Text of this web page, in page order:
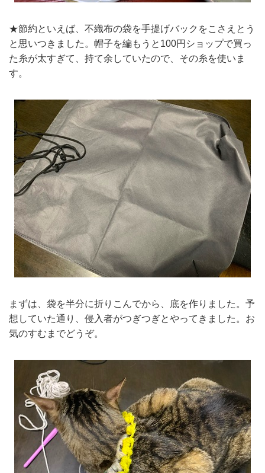
★節約といえば、不織布の袋を手提げバックをこさえとう
と思いつきました。帽子を編もうと100円ショップで買っ
た糸が太すぎて、持て余していたので、その糸を使いま
す。
まずは、袋を半分に折りこんでから、底を作りました。予
想していた通り、侵入者がつぎつぎとやってきました。お
気のすむまでどうぞ。